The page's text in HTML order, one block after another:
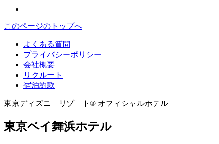
このページのトップへ
よくある質問
プライバシーポリシー
会社概要
リクルート
宿泊約款
東京ディズニーリゾート® オフィシャルホテル
東京ベイ舞浜ホテル